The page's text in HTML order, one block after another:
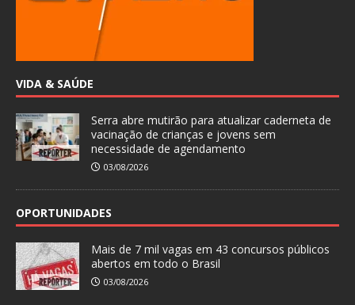
VIDA & SAÚDE
Serra abre mutirão para atualizar caderneta de
vacinação de crianças e jovens sem
necessidade de agendamento
03/08/2026
OPORTUNIDADES
Mais de 7 mil vagas em 43 concursos públicos
abertos em todo o Brasil
03/08/2026